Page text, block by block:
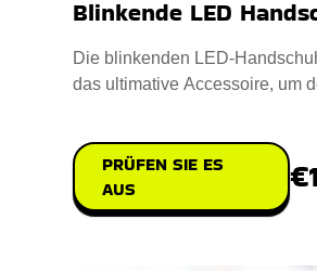
Blinkende LED
Die blinkenden LED-
das ultimative Accessoire, um
PRÜFEN SIE ES
AUS